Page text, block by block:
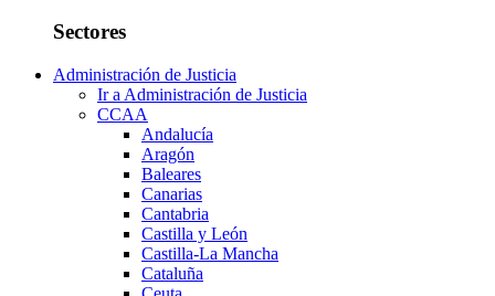
Sectores
Administración de Justicia
Ir a Administración de Justicia
CCAA
Andalucía
Aragón
Baleares
Canarias
Cantabria
Castilla y León
Castilla-La Mancha
Cataluña